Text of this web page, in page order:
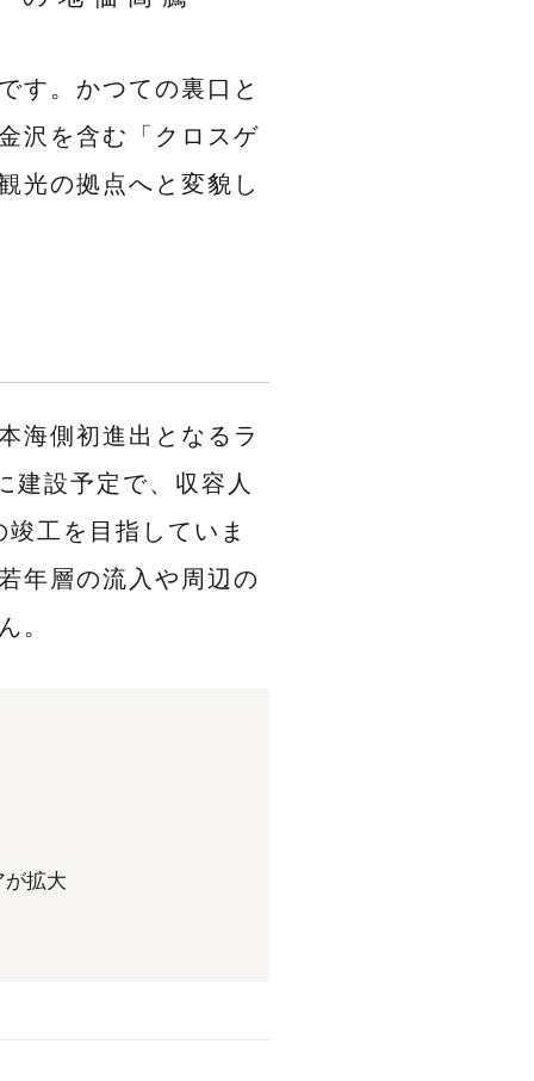
す。かつての裏口と
沢を含む「クロスゲ
光の拠点へと変貌し
海側初進出となるラ
建設予定で、収容人
工を目指していま
年層の流入や周辺の
。
が拡大